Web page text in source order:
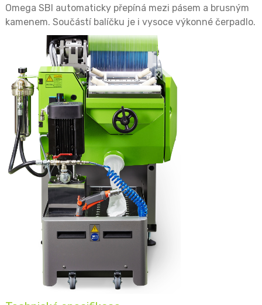
Omega SBI automaticky přepíná mezi pásem a brusným
kamenem. Součástí balíčku je i vysoce výkonné čerpadlo.